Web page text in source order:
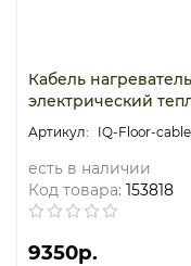
Кабель
электрический
IQ-Floor-
есть в наличии
Код товара: 153818
9350р.